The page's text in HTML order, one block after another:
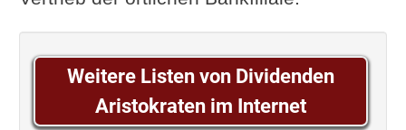
Weitere Listen von Dividenden
Aristokraten im Internet